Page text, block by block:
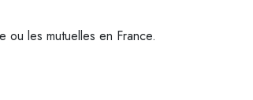
ou les mutuelles en France.